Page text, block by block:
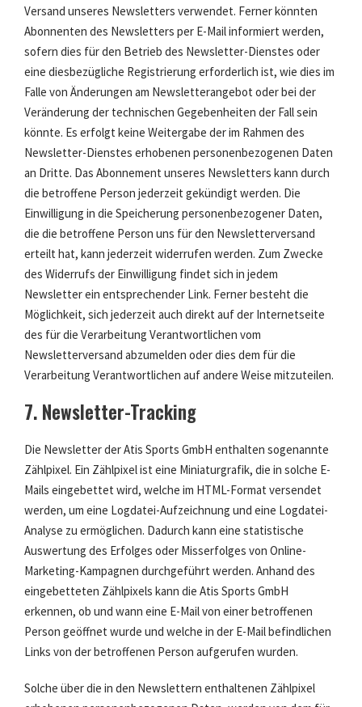
Versand unseres Newsletters verwendet. Ferner könnten
Abonnenten des Newsletters per E-Mail informiert werden,
sofern dies für den Betrieb des Newsletter-Dienstes oder
eine diesbezügliche Registrierung erforderlich ist, wie dies im
Falle von Änderungen am Newsletterangebot oder bei der
Veränderung der technischen Gegebenheiten der Fall sein
könnte. Es erfolgt keine Weitergabe der im Rahmen des
Newsletter-Dienstes erhobenen personenbezogenen Daten
an Dritte. Das Abonnement unseres Newsletters kann durch
die betroffene Person jederzeit gekündigt werden. Die
Einwilligung in die Speicherung personenbezogener Daten,
die die betroffene Person uns für den Newsletterversand
erteilt hat, kann jederzeit widerrufen werden. Zum Zwecke
des Widerrufs der Einwilligung findet sich in jedem
Newsletter ein entsprechender Link. Ferner besteht die
Möglichkeit, sich jederzeit auch direkt auf der Internetseite
des für die Verarbeitung Verantwortlichen vom
Newsletterversand abzumelden oder dies dem für die
Verarbeitung Verantwortlichen auf andere Weise mitzuteilen.
7. Newsletter-Tracking
Die Newsletter der Atis Sports GmbH enthalten sogenannte
Zählpixel. Ein Zählpixel ist eine Miniaturgrafik, die in solche E-
Mails eingebettet wird, welche im HTML-Format versendet
werden, um eine Logdatei-Aufzeichnung und eine Logdatei-
Analyse zu ermöglichen. Dadurch kann eine statistische
Auswertung des Erfolges oder Misserfolges von Online-
Marketing-Kampagnen durchgeführt werden. Anhand des
eingebetteten Zählpixels kann die Atis Sports GmbH
erkennen, ob und wann eine E-Mail von einer betroffenen
Person geöffnet wurde und welche in der E-Mail befindlichen
Links von der betroffenen Person aufgerufen wurden.
Solche über die in den Newslettern enthaltenen Zählpixel